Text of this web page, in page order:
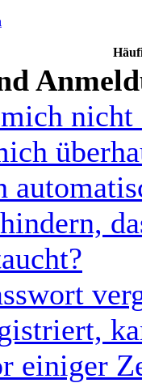
nicht
einiger